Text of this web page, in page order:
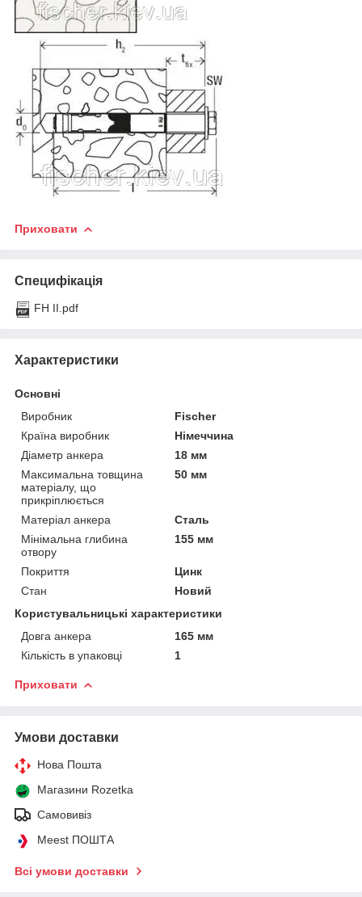
Приховати
Специфікація
FH II.pdf
Характеристики
Основні
Виробник
Fischer
Країна виробник
Німеччина
Діаметр анкера
18 мм
Максимальна товщина
матеріалу, що
прикріплюється
50 мм
Матеріал анкера
Сталь
Мінімальна глибина
отвору
155 мм
Покриття
Цинк
Стан
Новий
Користувальницькі характеристики
Довга анкера
165 мм
Кількість в упаковці
1
Приховати
Умови доставки
Нова Пошта
Магазини Rozetka
Самовивіз
Meest ПОШТА
Всі умови доставки